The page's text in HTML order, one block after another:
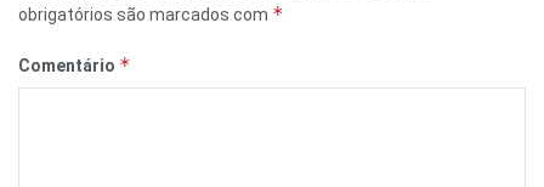
obrigatórios são marcados com *
Comentário *